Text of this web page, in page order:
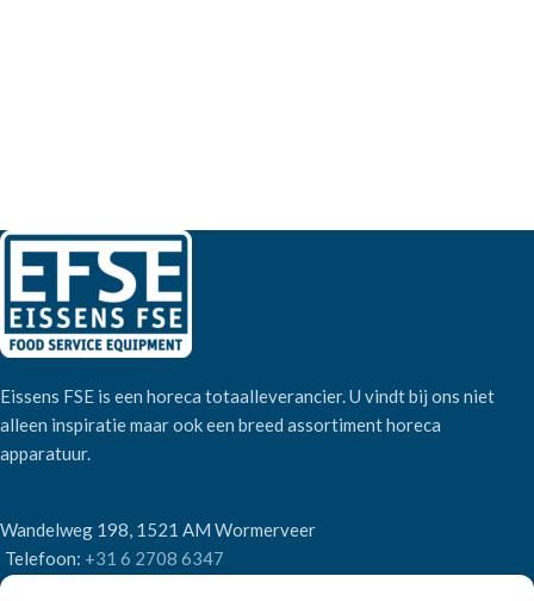
Eissens FSE is een horeca totaalleverancier. U vindt bij ons niet
alleen inspiratie maar ook een breed assortiment horeca
apparatuur.
Wandelweg 198, 1521 AM Wormerveer
Telefoon: +31 6 2708 6347